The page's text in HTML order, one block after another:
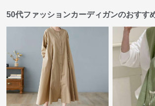
50代ファッションカーディガンのおすす